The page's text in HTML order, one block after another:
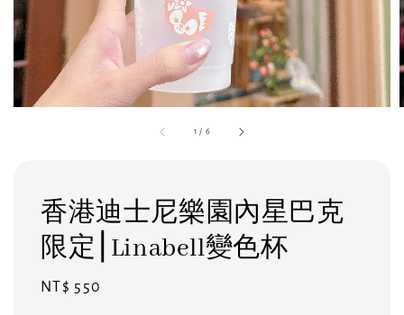
1 / 6
香港迪士尼樂園內星巴克
限定⎮Linabell變色杯
Regular
NT$ 550